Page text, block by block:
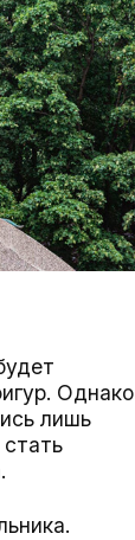
Однако
лишь